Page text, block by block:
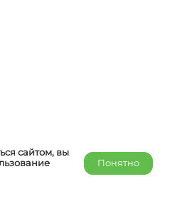
сайтом, вы
Понятно